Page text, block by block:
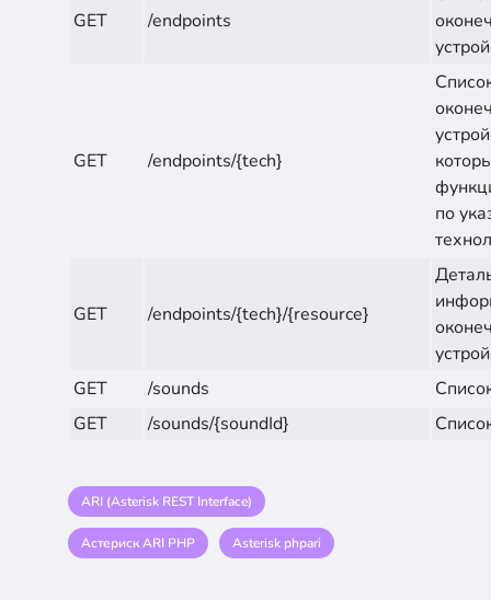
GET /endpoints
GET /endpoints/{tech}
по
GET /endpoints/{tech}/{resource}
GET
/sounds
GET
/sounds/{soundId}
ARI (Asterisk REST Interface)
Астериск ARI PHP Asterisk phpari